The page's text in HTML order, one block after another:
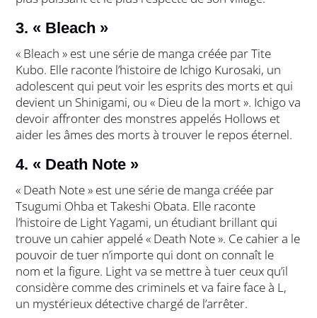
3. « Bleach »
« Bleach » est une série de manga créée par Tite
Kubo. Elle raconte l’histoire de Ichigo Kurosaki, un
adolescent qui peut voir les esprits des morts et qui
devient un Shinigami, ou « Dieu de la mort ». Ichigo va
devoir affronter des monstres appelés Hollows et
aider les âmes des morts à trouver le repos éternel.
4. « Death Note »
« Death Note » est une série de manga créée par
Tsugumi Ohba et Takeshi Obata. Elle raconte
l’histoire de Light Yagami, un étudiant brillant qui
trouve un cahier appelé « Death Note ». Ce cahier a le
pouvoir de tuer n’importe qui dont on connaît le
nom et la figure. Light va se mettre à tuer ceux qu’il
considère comme des criminels et va faire face à L,
un mystérieux détective chargé de l’arrêter.